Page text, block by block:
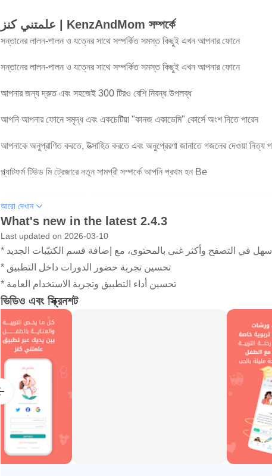
علمتني كنز | KenzAndMom সম্পর্কে
সন্তানের লালন-পালন ও যত্নের সাথে সম্পর্কিত সমস্ত কিছুই এখন আপনার ফোনে
সন্তানের লালন-পালন ও যত্নের সাথে সম্পর্কিত সমস্ত কিছুই এখন আপনার ফোনে
আপনার জন্য দ্রুত এবং সহজেই 300 টিরও বেশি নিবন্ধ উপলব্ধ
আপনি আপনার ফোনে সমৃদ্ধ এবং একচেটিয়া "কানজ একাডেমি" কোর্সে অংশ নিতে পারেন
আপনাকে অনুপ্রাণিত করতে, উত্সাহিত করতে এবং অনুপ্রেরণা জানাতে গজলের দেওয়া নিত্য
প্ল্যাটফর্ম টিউড মি ট্রেজারে নতুন সামগ্রী সম্পর্কে আপনি প্রথম হন Be
আপনার এবং আপনার সন্তানের আগ্রহী, নতুন এবং বিশেষ কিছু সম্পর্কে সর্বদা অবহিত থাকার
আরো দেখান
What's new in the latest 2.4.3
Last updated on 2026-03-10
في التصفح وأكثر غنى بالمحتوى، مع إضافة قسم الكتيّبات الجديد
* تحسين تجربة حضور الدورات داخل التطبيق
* تحسين أداء التطبيق وتجربة الاستخدام العامة
ভিডিও এবং স্ক্রিনশট